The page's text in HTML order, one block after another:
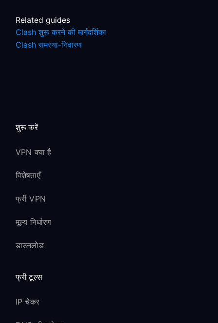
Related guides
Clash शुरू करने की मार्गदर्शिका
Clash समस्या-निवारण
शुरू करें
VPN क्या है
विशेषताएँ
फ्री VPN
मूल्य निर्धारण
डाउनलोड
फ्री टूल्स
IP चेकर